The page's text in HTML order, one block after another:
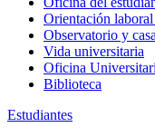
Orientación
Observatorio y
Vida universitaria
Oficina
Biblioteca
Estudiantes